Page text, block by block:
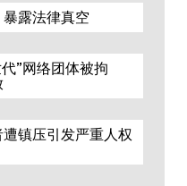
露法律真空
”网络团体被拘
镇压引发严重人权